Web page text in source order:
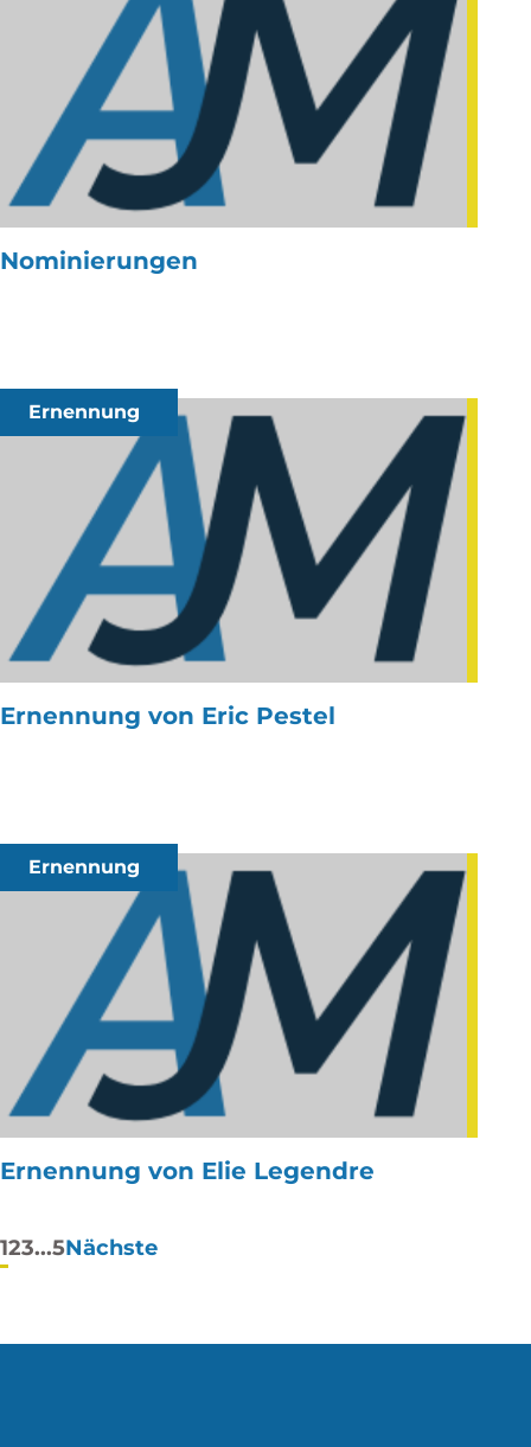
Nominierungen
Ernennung
Ernennung von Eric Pestel
Ernennung
Ernennung von Elie Legendre
Paginierung
123...5Nächste